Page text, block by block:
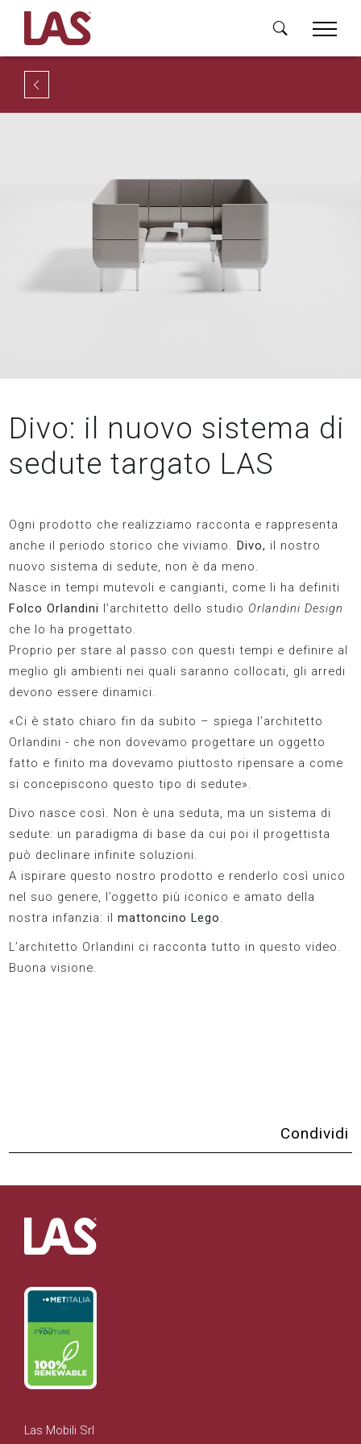
Divo: il nuovo sistema di
sedute targato LAS
Ogni prodotto che realizziamo racconta e rappresenta
anche il periodo storico che viviamo. Divo, il nostro
nuovo sistema di sedute, non è da meno.
Nasce in tempi mutevoli e cangianti, come li ha definiti
Folco Orlandini l’architetto dello studio Orlandini Design
che lo ha progettato.
Proprio per stare al passo con questi tempi e definire al
meglio gli ambienti nei quali saranno collocati, gli arredi
devono essere dinamici.
«Ci è stato chiaro fin da subito – spiega l’architetto
Orlandini - che non dovevamo progettare un oggetto
fatto e finito ma dovevamo piuttosto ripensare a come
si concepiscono questo tipo di sedute».
Divo nasce così. Non è una seduta, ma un sistema di
sedute: un paradigma di base da cui poi il progettista
può declinare infinite soluzioni.
A ispirare questo nostro prodotto e renderlo così unico
nel suo genere, l’oggetto più iconico e amato della
nostra infanzia: il mattoncino Lego.
L’architetto Orlandini ci racconta tutto in questo video.
Buona visione.
Condividi
Las Mobili Srl